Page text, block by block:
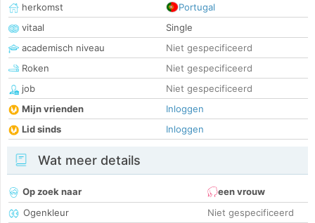
herkomst
Portugal
vitaal
Single
academisch niveau
Niet gespecificeerd
Roken
Niet gespecificeerd
job
Niet gespecificeerd
Mijn vrienden
Inloggen
Lid sinds
Inloggen
Wat meer details
Op zoek naar
een vrouw
Ogenkleur
Niet gespecificeerd